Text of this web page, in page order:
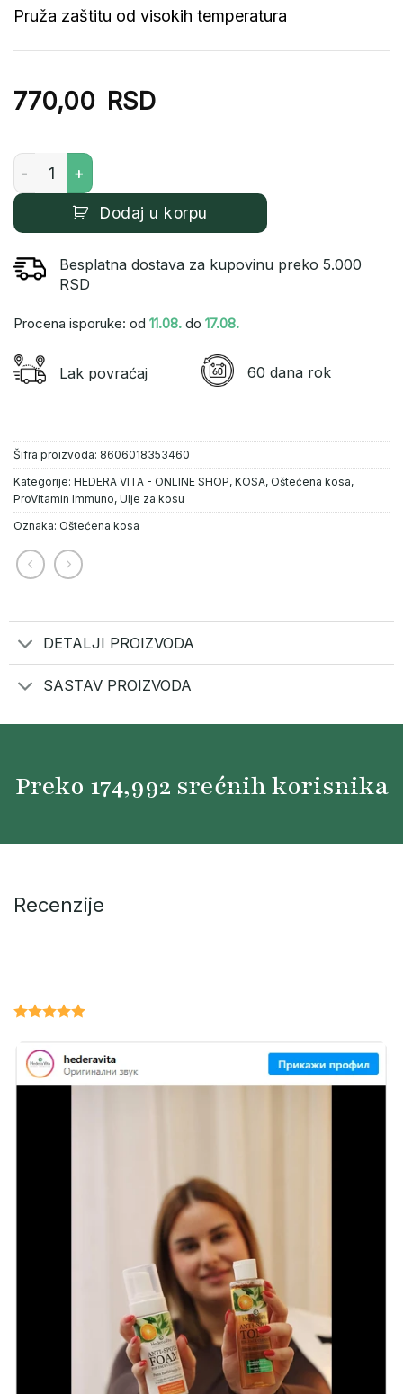
Pruža zaštitu od visokih temperatura
770,00 RSD
Obnavljajući eliksir za kosu – PROVITAMINE IMMUNO
Dodaj u korpu
Besplatna dostava za kupovinu preko 5.000
RSD
Procena isporuke: od 11.08. do 17.08.
Lak povraćaj 60 dana rok
Šifra proizvoda: 8606018353460
Kategorije: HEDERA VITA - ONLINE SHOP, KOSA, Oštećena kosa,
ProVitamin Immuno, Ulje za kosu
Oznaka: Oštećena kosa
DETALJI PROIZVODA
SASTAV PROIZVODA
Preko 175,000 srećnih korisnika
Recenzije